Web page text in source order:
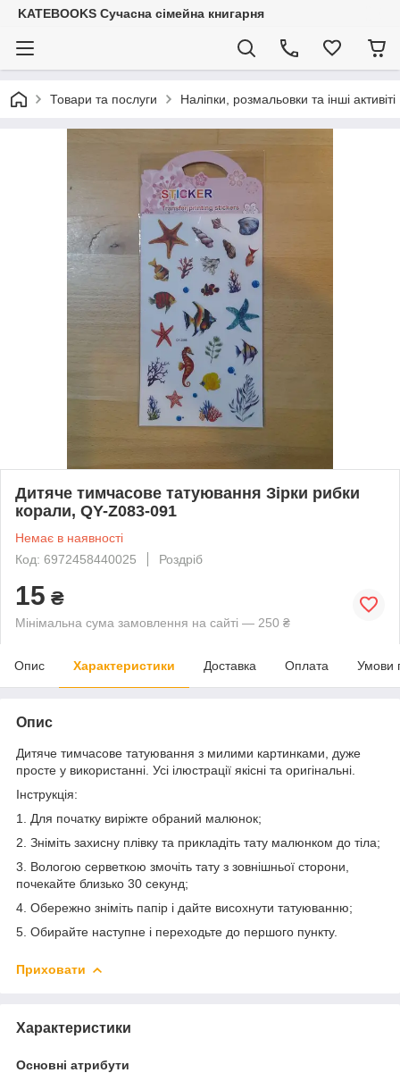
KATEBOOKS Сучасна сімейна книгарня
Товари та послуги Наліпки, розмальовки та інші активіті
Дитяче тимчасове татуювання Зірки рибки
корали, QY-Z083-091
Немає в наявності
Код: 6972458440025
Роздріб
15 ₴
Мінімальна сума замовлення на сайті — 250 ₴
Опис Характеристики Доставка Оплата Умови
Опис
Дитяче тимчасове татуювання з милими картинками, дуже
просте у використанні. Усі ілюстрації якісні та оригінальні.
Інструкція:
1. Для початку виріжте обраний малюнок;
2. Зніміть захисну плівку та прикладіть тату малюнком до тіла;
3. Вологою серветкою змочіть тату з зовнішньої сторони,
почекайте близько 30 секунд;
4. Обережно зніміть папір і дайте висохнути татуюванню;
5. Обирайте наступне і переходьте до першого пункту.
Приховати
Характеристики
Основні атрибути